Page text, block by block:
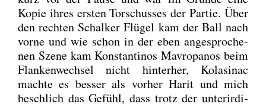
Kopie ihres ers­ten Tor­schus­ses der Par­tie. Über
den rech­ten Schal­ker Flü­gel kam der Ball nach
vor­ne und wie schon in der eben ange­spro­che­
nen Sze­ne kam Kon­stan­ti­nos Mavro­pa­nos beim
Flan­ken­wech­sel nicht hin­ter­her, Kolasi­nac
mach­te es bes­ser als vor­her Harit und mich
beschlich das Gefühl, dass trotz der unter­ir­di­